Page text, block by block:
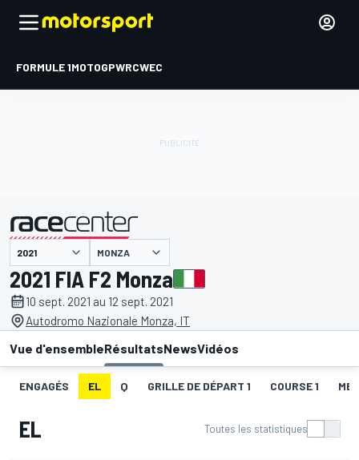
FORMULE 1MOTOGPWRCWEC
présenté par MONZA
2021 FIA F2 Monza
10 sept. 2021 au 12 sept. 2021
Autodromo Nazionale Monza, IT
Vue d'ensembleRésultatsNewsVidéos
ENGAGÉS EL Q GRILLE DE DÉPART 1 COURSE 1
EL Toutes les statistiques